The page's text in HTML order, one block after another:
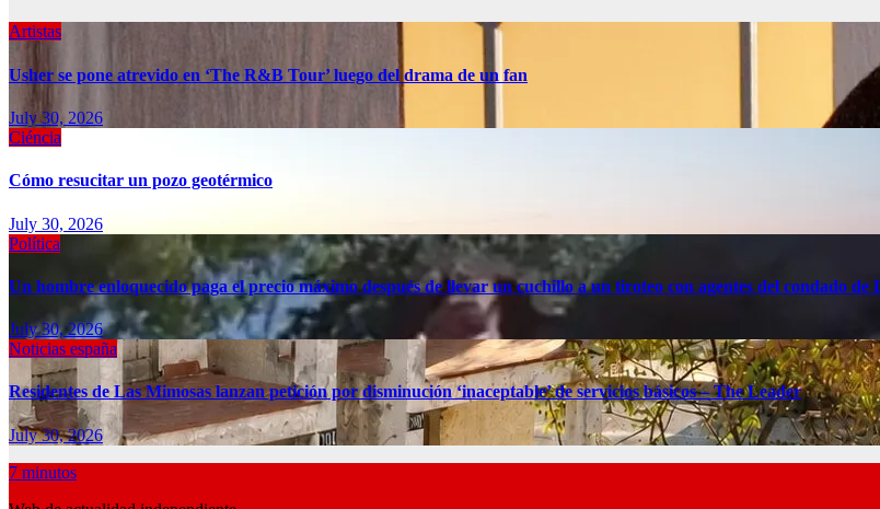
Artistas
Usher se pone atrevido en ‘The R&B Tour’ luego del drama de un fan
July 30, 2026
Ciéncia
Cómo resucitar un pozo geotérmico
July 30, 2026
Política
Un hombre enloquecido paga el precio máximo después de llevar un cuchillo a un tiroteo con agentes del condado
July 30, 2026
Noticias españa
Residentes de Las Mimosas lanzan petición por disminución ‘inaceptable’ de servicios básicos – The Leader
July 30, 2026
7 minutos